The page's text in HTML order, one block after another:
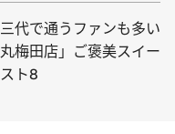
代で通うファンも多い
丸梅田店」ご褒美スイー
ト8